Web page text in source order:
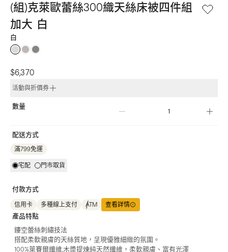
(組)克萊歐蕾絲300織天絲床被四件組
加大  白
白
$6,370
活動與折價券
數量
配送方式
滿799免運
宅配 門市取貨
付款方式
信用卡 多種線上支付 ATM 查看詳情
產品特點
鏤空蕾絲刺繡技法
搭配柔軟親膚的天絲質地，呈現優雅細緻的氛圍。
100%萊賽爾纖維,木漿提煉純天然纖維，柔軟親膚、富有光澤